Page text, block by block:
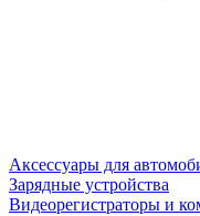
Аксессуары для
Зарядные устройства
Видеорегистраторы и